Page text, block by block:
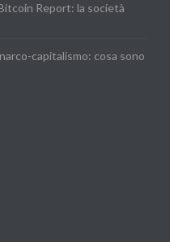
Report: la società
capitalismo: cosa sono